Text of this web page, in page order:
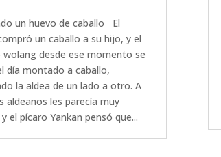
un huevo de caballo El
un caballo a su hijo, y el
wolang desde ese momento se
día montado a caballo,
la aldea de un lado a otro. A
aldeanos les parecía muy
el pícaro Yankan pensó que...